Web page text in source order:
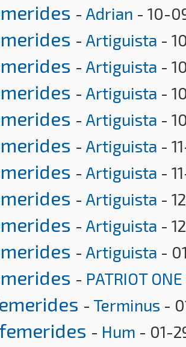
- Adrian - 10-
- Artiguista -
- Artiguista -
- Artiguista -
- Artiguista -
- Artiguista -
- Artiguista -
- Artiguista -
- Artiguista -
- Artiguista -
- PATRIOT ONE
- Terminus -
- Hum - 01-